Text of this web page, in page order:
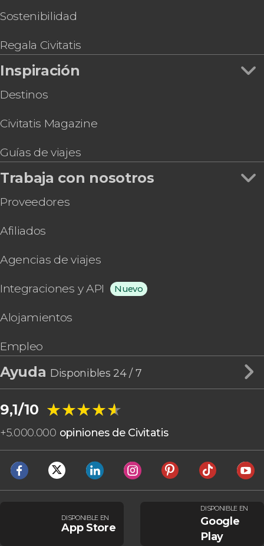
Sostenibilidad
Regala Civitatis
Inspiración
Destinos
Civitatis Magazine
Guías de viajes
Trabaja con nosotros
Proveedores
Afiliados
Agencias de viajes
Integraciones y API Nuevo
Alojamientos
Empleo
Ayuda Disponibles 24 / 7
9,1/10 ★★★★★
★★★★★
+5.000.000 opiniones de Civitatis
DISPONIBLE EN
App Store
DISPONIBLE EN
Google
Play